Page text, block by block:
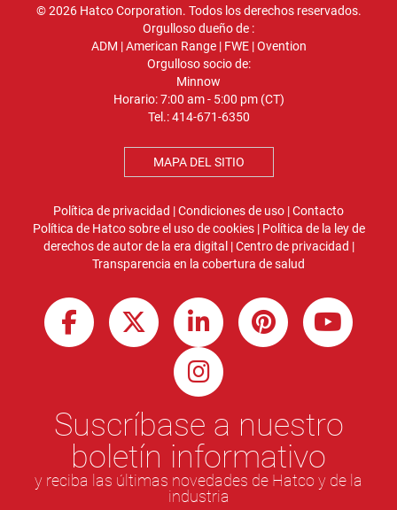
© 2026 Hatco Corporation. Todos los derechos reservados.
Orgulloso dueño de :
ADM |American Range| FWE|Ovention
Orgulloso socio de:
Minnow
Horario: 7:00 am - 5:00 pm (CT)
Tel.:414-671-6350
MAPA DEL SITIO
Política de privacidad |Condiciones de uso |Contacto
Política de Hatco sobre el uso de cookies| Política de la ley de
derechos de autor de la era digital |Centro de privacidad |
Transparencia en la cobertura de salud
Suscríbase a nuestro
boletín informativo
y reciba las últimas novedades de Hatco y de la
industria